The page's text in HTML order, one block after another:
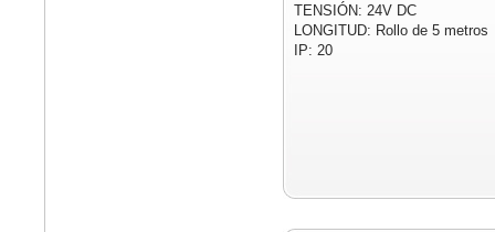
TENSIÓN: 24V DC
LONGITUD: Rollo de 5 metros
IP: 20